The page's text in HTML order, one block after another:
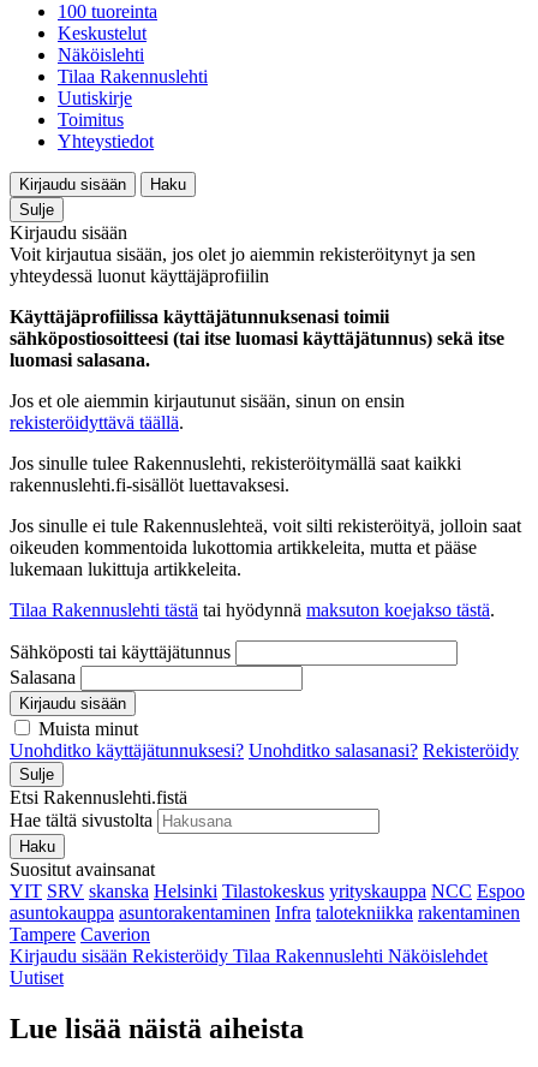
100 tuoreinta
Keskustelut
Näköislehti
Tilaa Rakennuslehti
Uutiskirje
Toimitus
Yhteystiedot
Kirjaudu sisään
Haku
Sulje
Kirjaudu sisään
Voit kirjautua sisään, jos olet jo aiemmin rekisteröitynyt ja sen
yhteydessä luonut käyttäjäprofiilin
Käyttäjäprofiilissa käyttäjätunnuksenasi toimii
sähköpostiosoitteesi (tai itse luomasi käyttäjätunnus) sekä itse
luomasi salasana.
Jos et ole aiemmin kirjautunut sisään, sinun on ensin
rekisteröidyttävä täällä.
Jos sinulle tulee Rakennuslehti, rekisteröitymällä saat kaikki
rakennuslehti.fi-sisällöt luettavaksesi.
Jos sinulle ei tule Rakennuslehteä, voit silti rekisteröityä, jolloin saat
oikeuden kommentoida lukottomia artikkeleita, mutta et pääse
lukemaan lukittuja artikkeleita.
Tilaa Rakennuslehti tästä tai hyödynnä maksuton koejakso tästä.
Sähköposti tai käyttäjätunnus
Salasana
Kirjaudu sisään
Muista minut
Unohditko käyttäjätunnuksesi? Unohditko salasanasi? Rekisteröidy
Sulje
Etsi Rakennuslehti.fistä
Hae tältä sivustolta
Haku
Suositut avainsanat
YIT SRV skanska Helsinki Tilastokeskus yrityskauppa NCC Espoo
asuntokauppa asuntorakentaminen Infra talotekniikka rakentaminen
Tampere Caverion
Kirjaudu sisään Rekisteröidy Tilaa Rakennuslehti Näköislehdet
Uutiset
Lue lisää näistä aiheista